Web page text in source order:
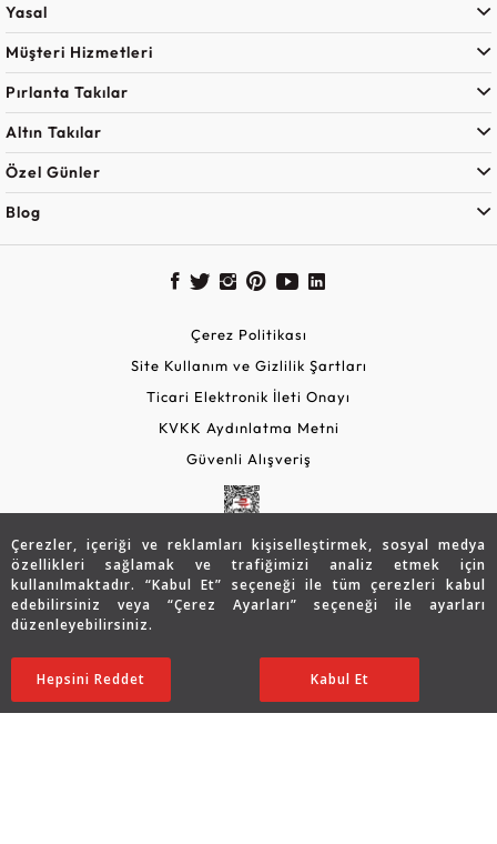
Çerezler, içeriği ve reklamları kişiselleştirmek, sosyal medya
özellikleri sağlamak ve trafiğimizi analiz etmek için
kullanılmaktadır. “Kabul Et” seçeneği ile tüm çerezleri kabul
edebilirsiniz veya “Çerez Ayarları” seçeneği ile ayarları
düzenleyebilirsiniz.
Ayarları Düzenle
Hepsini Reddet Kabul Et
Yasal
Müşteri Hizmetleri
Pırlanta Takılar
Altın Takılar
Özel Günler
Blog
Çerez Politikası
Site Kullanım ve Gizlilik Şartları
Ticari Elektronik İleti Onayı
KVKK Aydınlatma Metni
Güvenli Alışveriş
Copyright © 2026 Assos Pırlanta - Bu sitenin tüm hakları